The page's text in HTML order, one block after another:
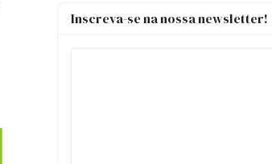
Inscreva-se na nossa newsletter!